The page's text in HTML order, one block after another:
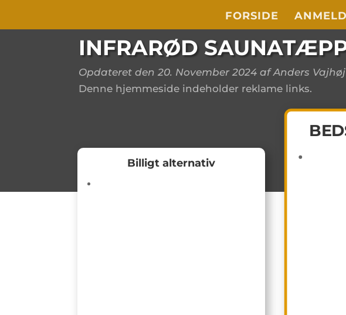
FORSIDE
INFRARØD
Opdateret den 20. November 2024 af Anders Vajhøj
Denne hjemmeside indeholder reklame links.
Billigt alternativ